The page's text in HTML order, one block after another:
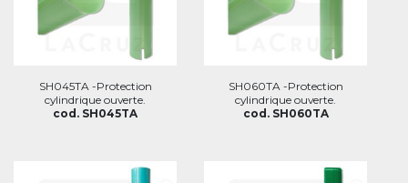
SH045TA -Protection
cylindrique ouverte.
cod. SH045TA
SH060TA -Protection
cylindrique ouverte.
cod. SH060TA